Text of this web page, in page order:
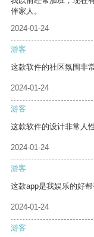
伴家人。
2024-01-24
游客
这款软件的社区氛围非
2024-01-24
游客
这款软件的设计非常人
2024-01-24
游客
这款app是我娱乐的好
2024-01-24
游客